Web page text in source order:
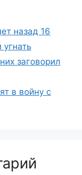
назад 16
заговорил
в войну с